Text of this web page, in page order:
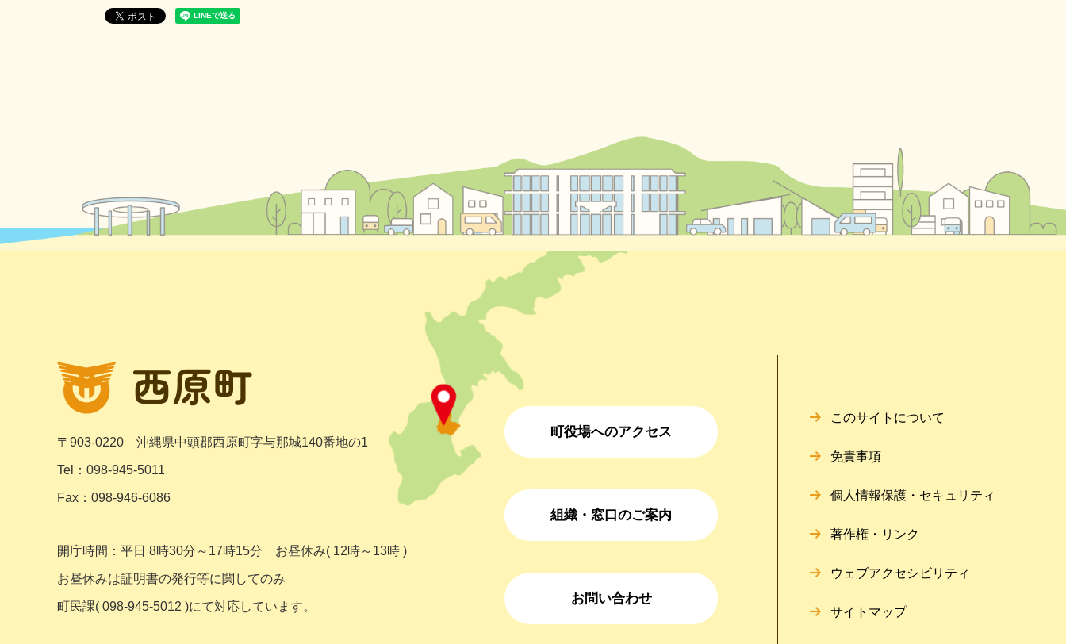
〒903-0220 沖縄県中頭郡西原町字与那城140番地の1
Tel：098-945-5011
Fax：098-946-6086
開庁時間：平日 8時30分～17時15分 お昼休み( 12時～13時 )
お昼休みは証明書の発行等に関してのみ
町民課( 098-945-5012 )にて対応しています。
町役場へのアクセス
組織・窓口のご案内
お問い合わせ
このサイトについて
免責事項
個人情報保護・セキュリティ
著作権・リンク
ウェブアクセシビリティ
サイトマップ